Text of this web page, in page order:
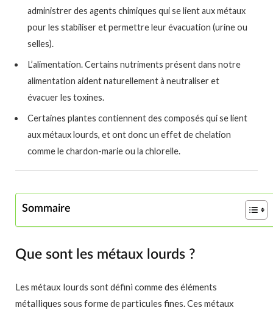
administrer des agents chimiques qui se lient aux métaux
pour les stabiliser et permettre leur évacuation (urine ou
selles).
L’alimentation. Certains nutriments présent dans notre
alimentation aident naturellement à neutraliser et
évacuer les toxines.
Certaines plantes contiennent des composés qui se lient
aux métaux lourds, et ont donc un effet de chelation
comme le chardon-marie ou la chlorelle.
Sommaire
Que sont les métaux lourds ?
Les métaux lourds sont défini comme des éléments
métalliques sous forme de particules fines. Ces métaux